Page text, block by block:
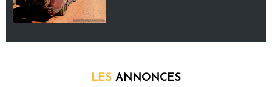
LES ANNONCES